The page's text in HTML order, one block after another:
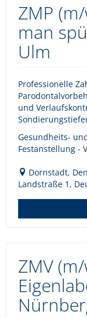
ZMP
man
Ulm
Professionelle
und
Gesundheits-
Festanstellung -
Dornstadt,
Landstraße 1,
ZMV